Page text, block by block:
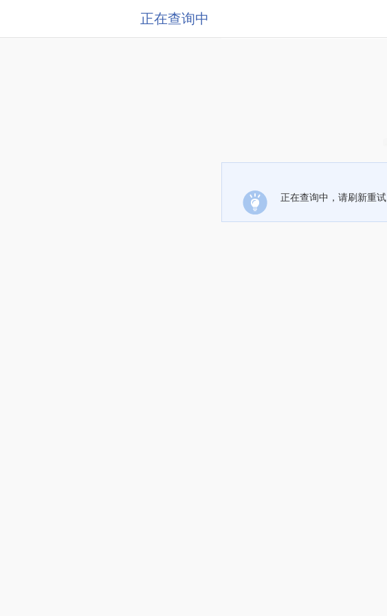
正在查询中
正在查询中，请刷新重试